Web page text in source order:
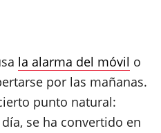
la alarma del móvil o
por las mañanas.
punto natural:
se ha convertido en